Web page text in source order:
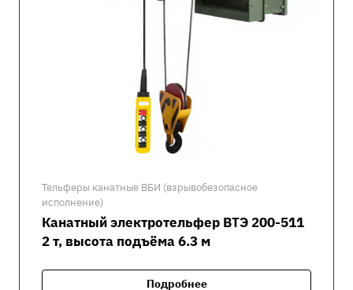
Тельферы канатные ВБИ (взрывобезопасное
исполнение)
Канатный электротельфер ВТЭ 200-511
2 т, высота подъёма 6.3 м
Подробнее